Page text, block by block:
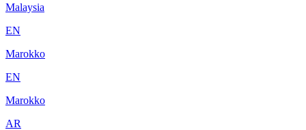
Malaysia
EN
Marokko
EN
Marokko
AR